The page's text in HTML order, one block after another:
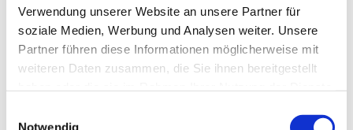
Verwendung unserer Website an unsere Partner für
soziale Medien, Werbung und Analysen weiter. Unsere
Partner führen diese Informationen möglicherweise mit
weiteren Daten zusammen, die Sie ihnen bereitgestellt
Notwendig